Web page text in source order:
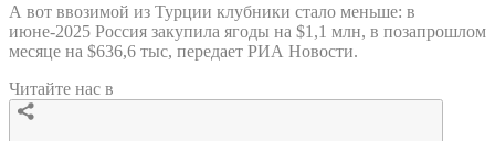
А вот ввозимой из Турции клубники стало меньше: в
июне-2025 Россия закупила ягоды на $1,1 млн, в позапрошлом
месяце на $636,6 тыс, передает РИА Новости.
Читайте нас в